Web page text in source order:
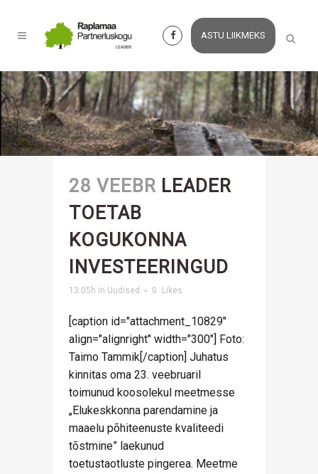
ASTU LIIKMEKS
28 VEEBR LEADER
TOETAB
KOGUKONNA
INVESTEERINGUD
13:05h in Uudised 0 Likes
[caption id="attachment_10829"
align="alignright" width="300"] Foto:
Taimo Tammik[/caption] Juhatus
kinnitas oma 23. veebruaril
toimunud koosolekul meetmesse
„Elukeskkonna parendamine ja
maaelu põhiteenuste kvaliteedi
tõstmine” laekunud
toetustaotluste pingerea. Meetme